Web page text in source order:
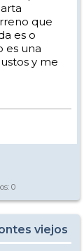
que
es o
es una
y me
0
viejos